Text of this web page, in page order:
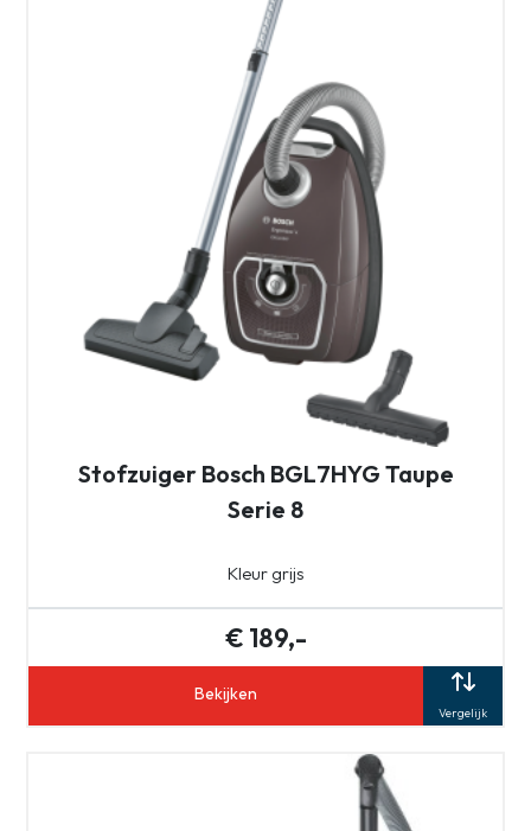
Stofzuiger Bosch BGL7HYG Taupe
Serie 8
Kleur grijs
€ 189,-
Bekijken
Vergelijk